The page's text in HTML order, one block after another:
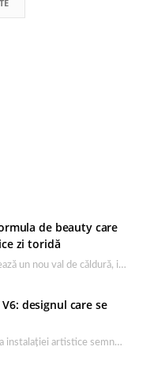
de beauty care
zi toridă
România traversează un nou val de căldură, iar rutina de îngrijire capătă un rol esențial…
designul care se
După prezentarea instalației artistice semnată de Catrinel Săbăciag în cadrul evenimentului de lansare HONOR Magic…